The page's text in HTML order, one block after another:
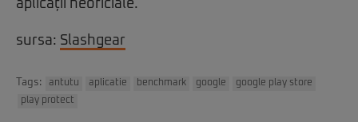
aplicații neoficiale.
sursa: Slashgear
Tags: antutu aplicatie benchmark google
google play store
play protect